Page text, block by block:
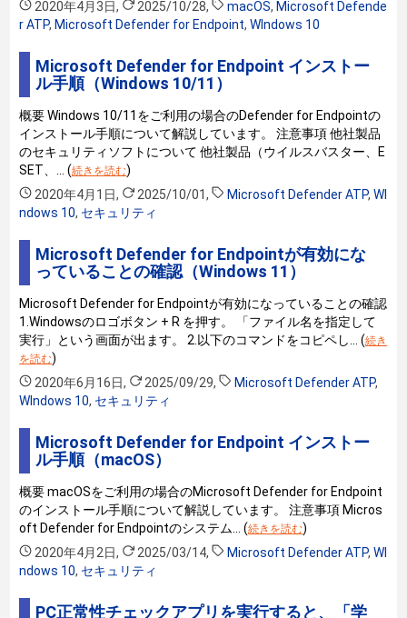
2020年4月3日, 2025/10/28, macOS, Microsoft Defende
r ATP, Microsoft Defender for Endpoint,WIndows 10
Microsoft Defender for Endpoint インストー
ル手順（Windows 10/11）
概要 Windows 10/11をご利用の場合のDefender for Endpointの
インストール手順について解説しています。 注意事項 他社製品
のセキュリティソフトについて 他社製品（ウイルスバスター、E
SET、… (続きを読む)
2020年4月1日, 2025/10/01, Microsoft Defender ATP,WI
ndows 10, セキュリティ
Microsoft Defender for Endpointが有効にな
っていることの確認（Windows 11）
Microsoft Defender for Endpointが有効になっていることの確認
1.Windowsのロゴボタン + R を押す。 「ファイル名を指定して
実行」という画面が出ます。 2.以下のコマンドをコピペし… (続き
を読む)
2020年6月16日, 2025/09/29, Microsoft Defender ATP,
WIndows 10, セキュリティ
Microsoft Defender for Endpoint インストー
ル手順（macOS）
概要 macOSをご利用の場合のMicrosoft Defender for Endpoint
のインストール手順について解説しています。 注意事項 Micros
oft Defender for Endpointのシステム… (続きを読む)
2020年4月2日, 2025/03/14, Microsoft Defender ATP,WI
ndows 10, セキュリティ
PC正常性チェックアプリを実行すると、「学